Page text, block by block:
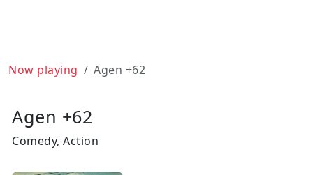
Now playing Agen +62
Agen +62
Comedy, Action